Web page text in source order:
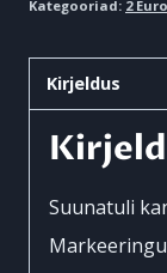
Kategooriad: 2
Kirjeldus
Suunatuli